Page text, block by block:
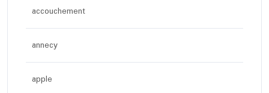
accouchement
annecy
apple